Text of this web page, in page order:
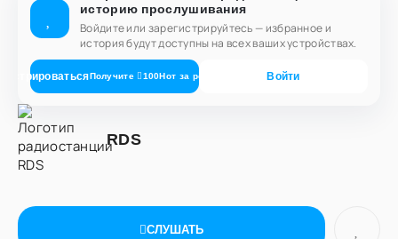
историю прослушивания
Войдите или зарегистрируйтесь — избранное и
история будут доступны на всех ваших устройствах.
Получите 100Нот за регистрацию Войти
RDS
СЛУШАТЬ